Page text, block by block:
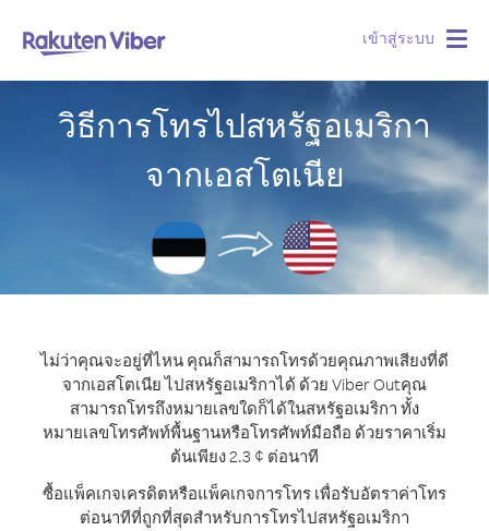
เข้าสู่ระบบ
วิธีการโทรไปสหรัฐอเมริกา
จากเอสโตเนีย
ไม่ว่าคุณจะอยู่ที่ไหน คุณก็สามารถโทรด้วยคุณภาพเสียงที่ดี
จากเอสโตเนีย ไปสหรัฐอเมริกาได้ ด้วย Viber Outคุณ
สามารถโทรถึงหมายเลขใดก็ได้ในสหรัฐอเมริกา ทั้ง
หมายเลขโทรศัพท์พื้นฐานหรือโทรศัพท์มือถือ ด้วยราคาเริ่ม
ต้นเพียง 2.3 ¢ ต่อนาที
ซื้อแพ็คเกจเครดิตหรือแพ็คเกจการโทร เพื่อรับอัตราค่าโทร
ต่อนาทีที่ถูกที่สุดสำหรับการโทรไปสหรัฐอเมริกา